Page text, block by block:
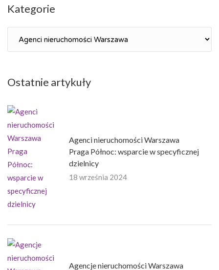
Kategorie
Ostatnie artykuły
Agenci nieruchomości Warszawa
Praga Północ: wsparcie w specyficznej
dzielnicy
18 września 2024
Agencje nieruchomości Warszawa